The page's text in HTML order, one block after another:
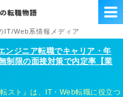
IT/Web系情報メディア
ンジニア転職でキャリア・年
制限の面接対策で内定率【業
スト』は、IT・Web転職に役立つ